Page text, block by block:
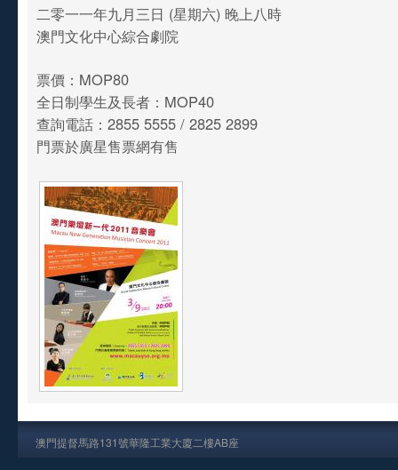
二零一一年九月三日 (星期六) 晚上八時
澳門文化中心綜合劇院
票價：MOP80
全日制學生及長者：MOP40
查詢電話：2855 5555 / 2825 2899
門票於廣星售票網有售
澳門提督馬路131號華隆工業大廈二樓AB座